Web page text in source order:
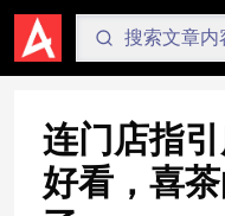
连门店指
好看，喜